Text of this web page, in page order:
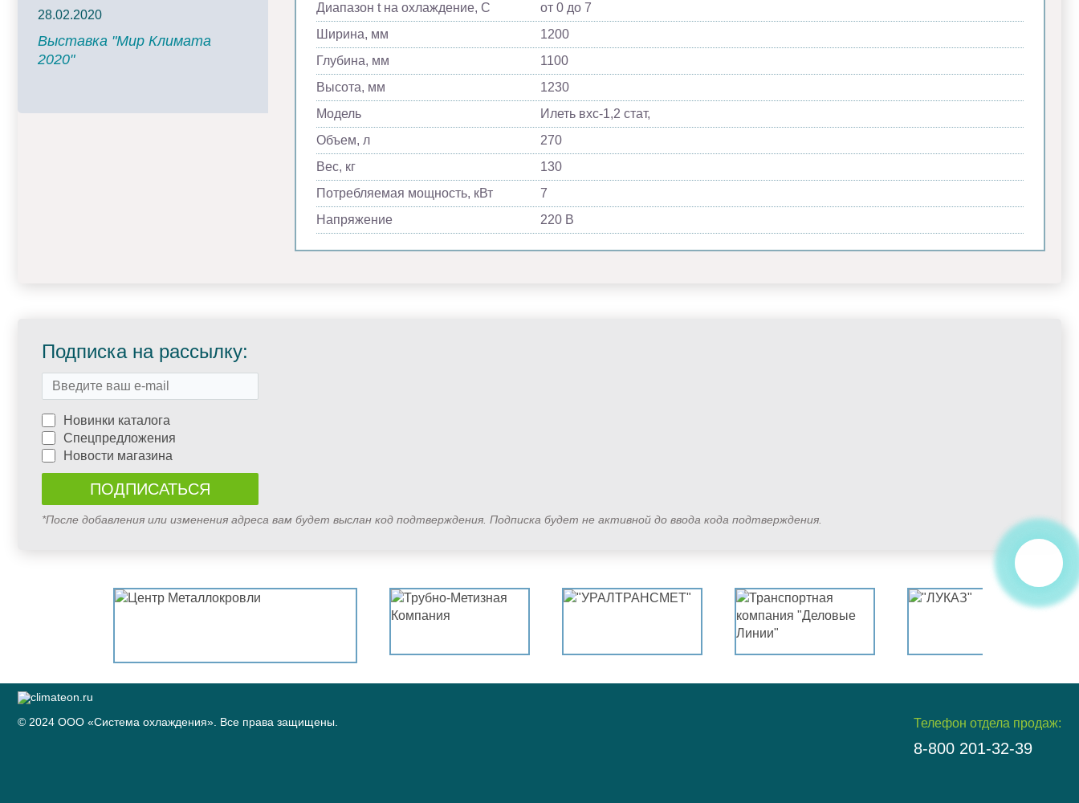
28.02.2020
Выставка "Мир Климата
2020"
Диапазон t на охлаждение, С
от 0 до 7
Ширина, мм
1200
Глубина, мм
1100
Высота, мм
1230
Модель
Илеть вхс-1,2 стат,
Объем, л
270
Вес, кг
130
Потребляемая мощность, кВт
7
Напряжение
220 В
Подписка на рассылку:
Новинки каталога
Спецпредложения
Новости магазина
*После добавления или изменения адреса вам будет выслан код подтверждения. Подписка будет не активной до ввода кода подтверждения.
© 2024 ООО «Система охлаждения». Все права защищены. Телефон отдела продаж:
8-800 201-32-39